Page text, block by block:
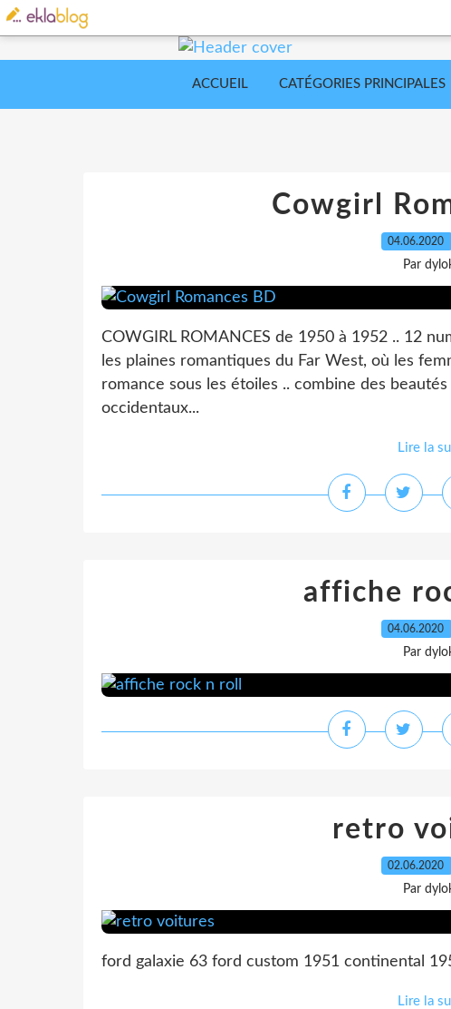
ACCUEIL CATÉGORIES PRINCIPALES
Cowgirl
04.06.2020
Par
COWGIRL ROMANCES de 1950 à 1952 .. 12
les plaines romantiques du Far West, où les
romance sous les étoiles .. combine des
occidentaux...
Lire la
affiche
04.06.2020
Par
retro
02.06.2020
Par
ford galaxie 63 ford custom 1951 continental
Lire la